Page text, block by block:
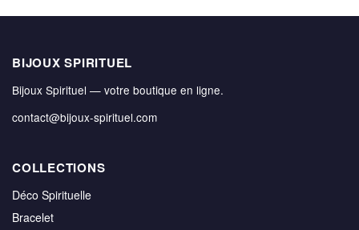
BIJOUX SPIRITUEL
Bijoux Spirituel — votre boutique en ligne.
contact@bijoux-spirituel.com
COLLECTIONS
Déco Spirituelle
Bracelet